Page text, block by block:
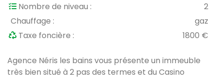
Nombre de niveau :
2
Chauffage :
gaz
Taxe foncière :
1800 €
Agence Néris les bains vous présente un immeuble
très bien situé à 2 pas des termes et du Casino